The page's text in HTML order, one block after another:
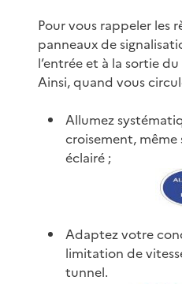
Pour vous rappeler les
panneaux de
l’entrée et à la sortie
Ainsi, quand vous
Allumez
croisement, même
éclairé ;
Adaptez votre
limitation de
tunnel.